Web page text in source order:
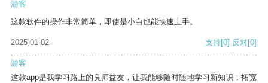
游客
这款软件的操作非常简单，即使是小白也能快速上手。
2025-01-02 支持[0] 反对[0]
游客
这款app是我学习路上的良师益友，让我能够随时随地学习新知识，拓宽